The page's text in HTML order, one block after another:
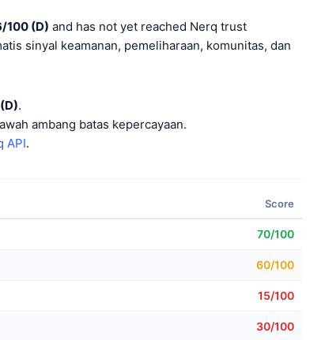
100 (D) and has not yet reached Nerq trust
sinyal keamanan, pemeliharaan, komunitas, dan
.
ambang batas kepercayaan.
API.
Score
70/100
60/100
15/100
30/100